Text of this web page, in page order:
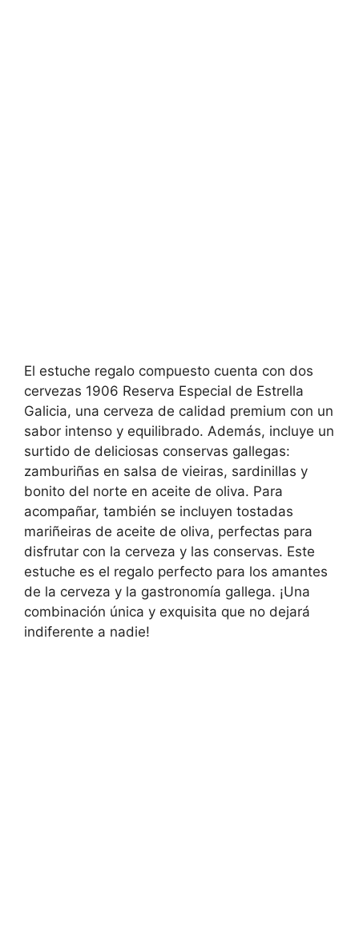
El estuche regalo compuesto cuenta con dos
cervezas 1906 Reserva Especial de Estrella
Galicia, una cerveza de calidad premium con un
sabor intenso y equilibrado. Además, incluye un
surtido de deliciosas conservas gallegas:
zamburiñas en salsa de vieiras, sardinillas y
bonito del norte en aceite de oliva. Para
acompañar, también se incluyen tostadas
mariñeiras de aceite de oliva, perfectas para
disfrutar con la cerveza y las conservas. Este
estuche es el regalo perfecto para los amantes
de la cerveza y la gastronomía gallega. ¡Una
combinación única y exquisita que no dejará
indiferente a nadie!